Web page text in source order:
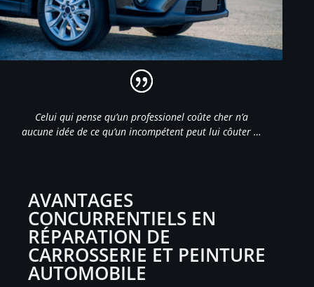
Celui qui pense qu’un professionel coûte cher n’a
aucune idée de ce qu’un incompétent peut lui côuter …
AVANTAGES
CONCURRENTIELS EN
RÉPARATION DE
CARROSSERIE ET PEINTURE
AUTOMOBILE